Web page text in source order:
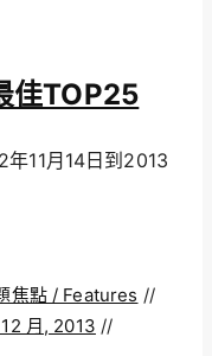
佳TOP25
11月14日到2013
焦點 / Features //
月, 2013 //